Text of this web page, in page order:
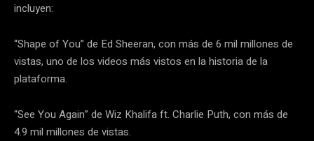
incluyen:
“Shape of You” de Ed Sheeran, con más de 6 mil millones de
vistas, uno de los videos más vistos en la historia de la
plataforma.
“See You Again” de Wiz Khalifa ft. Charlie Puth, con más de
4.9 mil millones de vistas.